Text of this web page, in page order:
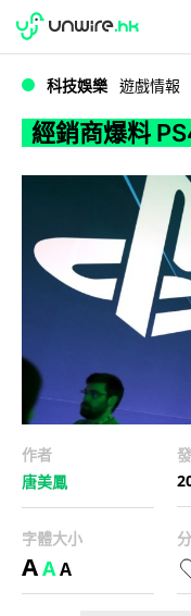
經銷商爆
WWDC 2026
科技娛樂 遊戲情報
經銷商爆料
作者
唐美鳳
字體大小
AAA